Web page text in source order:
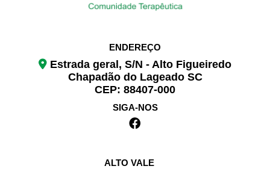
ENDEREÇO
Estrada geral, S/N - Alto Figueiredo
Chapadão do Lageado SC
CEP: 88407-000
SIGA-NOS
ALTO VALE